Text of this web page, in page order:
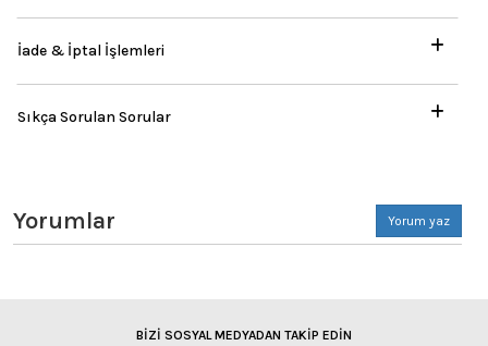
İade & İptal İşlemleri
Sıkça Sorulan Sorular
Yorumlar Yorum yaz
BİZİ SOSYAL MEDYADAN TAKİP EDİN